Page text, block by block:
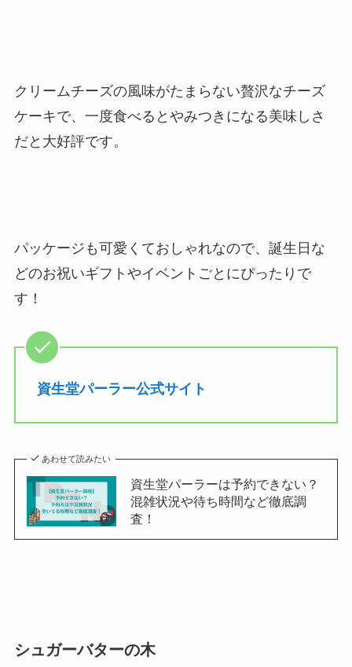
クリームチーズの風味がたまらない贅沢なチーズ
ケーキで、一度食べるとやみつきになる美味しさ
だと大好評です。
パッケージも可愛くておしゃれなので、誕生日な
どのお祝いギフトやイベントごとにぴったりで
す！
資生堂パーラー公式サイト
あわせて読みたい
資生堂パーラーは予約できない？
混雑状況や待ち時間など徹底調
査！
シュガーバターの木